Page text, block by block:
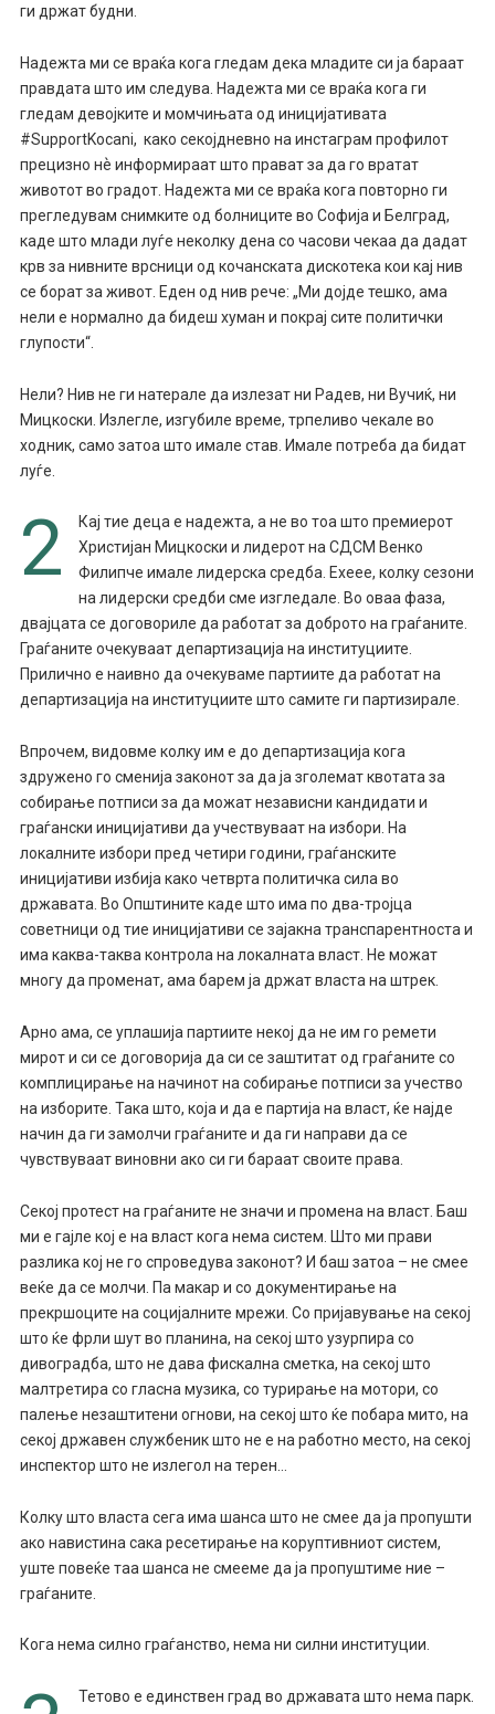
ги држат будни.
Надежта ми се враќа кога гледам дека младите си ја бараат
правдата што им следува. Надежта ми се враќа кога ги
гледам девојките и момчињата од иницијативата
#SupportKocani, како секојдневно на инстаграм профилот
прецизно нѐ информираат што прават за да го вратат
животот во градот. Надежта ми се враќа кога повторно ги
прегледувам снимките од болниците во Софија и Белград,
каде што млади луѓе неколку дена со часови чекаа да дадат
крв за нивните врсници од кочанската дискотека кои кај нив
се борат за живот. Еден од нив рече: „Ми дојде тешко, ама
нели е нормално да бидеш хуман и покрај сите политички
глупости“.
Нели? Нив не ги натерале да излезат ни Радев, ни Вучиќ, ни
Мицкоски. Излегле, изгубиле време, трпеливо чекале во
ходник, само затоа што имале став. Имале потреба да бидат
луѓе.
2
Кај тие деца е надежта, а не во тоа што премиерот
Христијан Мицкоски и лидерот на СДСМ Венко
Филипче имале лидерска средба. Ехеее, колку сезони
на лидерски средби сме изгледале. Во оваа фаза,
двајцата се договориле да работат за доброто на граѓаните.
Граѓаните очекуваат департизација на институциите.
Прилично е наивно да очекуваме партиите да работат на
департизација на институциите што самите ги партизирале.
Впрочем, видовме колку им е до департизација кога
здружено го сменија законот за да ја зголемат квотата за
собирање потписи за да можат независни кандидати и
граѓански иницијативи да учествуваат на избори. На
локалните избори пред четири години, граѓанските
иницијативи избија како четврта политичка сила во
државата. Во Општините каде што има по два-тројца
советници од тие иницијативи се зајакна транспарентноста и
има каква-таква контрола на локалната власт. Не можат
многу да променат, ама барем ја држат власта на штрек.
Арно ама, се уплашија партиите некој да не им го ремети
мирот и си се договорија да си се заштитат од граѓаните со
комплицирање на начинот на собирање потписи за учество
на изборите. Така што, која и да е партија на власт, ќе најде
начин да ги замолчи граѓаните и да ги направи да се
чувствуваат виновни ако си ги бараат своите права.
Секој протест на граѓаните не значи и промена на власт. Баш
ми е гајле кој е на власт кога нема систем. Што ми прави
разлика кој не го спроведува законот? И баш затоа – не смее
веќе да се молчи. Па макар и со документирање на
прекршоците на социјалните мрежи. Со пријавување на секој
што ќе фрли шут во планина, на секој што узурпира со
дивоградба, што не дава фискална сметка, на секој што
малтретира со гласна музика, со турирање на мотори, со
палење незаштитени огнови, на секој што ќе побара мито, на
секој државен службеник што не е на работно место, на секој
инспектор што не излегол на терен…
Колку што власта сега има шанса што не смее да ја пропушти
ако навистина сака ресетирање на коруптивниот систем,
уште повеќе таа шанса не смееме да ја пропуштиме ние –
граѓаните.
Кога нема силно граѓанство, нема ни силни институции.
Тетово е единствен град во државата што нема парк.